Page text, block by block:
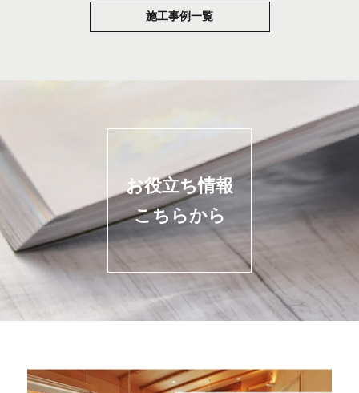
施工事例一覧
お役立ち情報
こちらから